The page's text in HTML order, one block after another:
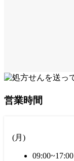
営業時間
(月 )
09:00~17:00